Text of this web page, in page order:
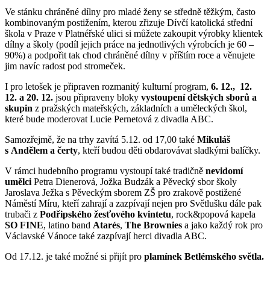
Ve stánku chráněné dílny pro mladé ženy se středně těžkým, často
kombinovaným postižením, kterou zřizuje Dívčí katolická střední
škola v Praze v Platnéřské ulici si můžete zakoupit výrobky klientek
dílny a školy (podíl jejich práce na jednotlivých výrobcích je 60 –
90%) a podpořit tak chod chráněné dílny v příštím roce a věnujete
jim navíc radost pod stromeček.
I pro letošek je připraven rozmanitý kulturní program, 6. 12., 12.
12. a 20. 12. jsou připraveny bloky vystoupení dětských sborů a
skupin z pražských mateřských, základních a uměleckých škol,
které bude moderovat Lucie Pernetová z divadla ABC.
Samozřejmě, že na trhy zavítá 5.12. od 17,00 také Mikuláš
s Andělem a čerty, kteří budou děti obdarovávat sladkými balíčky.
V rámci hudebního programu vystoupí také tradičně nevidomí
umělciPetra Dienerová, Jožka Budzák a Pěvecký sbor školy
Jaroslava Ježka s Pěveckým sborem ZŠ pro zrakově postižené
Náměstí Míru, kteří zahrají a zazpívají nejen pro Světlušku dále pak
trubači z Podřipského žesťového kvintetu, rock&popová kapela
SO FINE, latino band Atarés, The Brownies a jako každý rok pro
Václavské Vánoce také zazpívají herci divadla ABC.
Od 17.12. je také možné si přijít pro plamínek Betlémského světla.